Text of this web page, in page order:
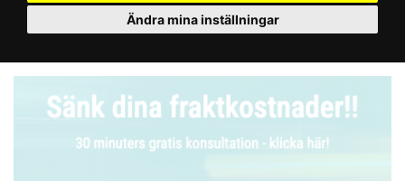
Ändra mina inställningar